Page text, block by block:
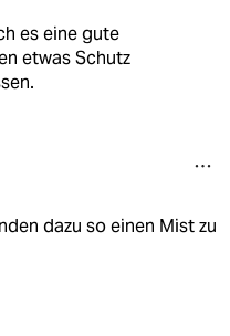
es eine gute
etwas Schutz
dazu so einen Mist zu